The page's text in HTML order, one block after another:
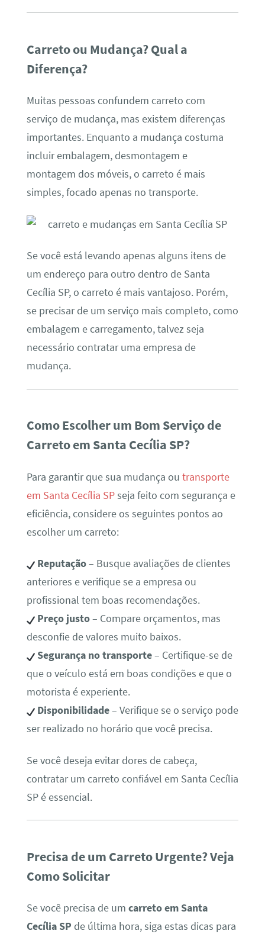
Carreto ou Mudança? Qual a
Diferença?
Muitas pessoas confundem carreto com
serviço de mudança, mas existem diferenças
importantes. Enquanto a mudança costuma
incluir embalagem, desmontagem e
montagem dos móveis, o carreto é mais
simples, focado apenas no transporte.
Se você está levando apenas alguns itens de
um endereço para outro dentro de Santa
Cecília SP, o carreto é mais vantajoso. Porém,
se precisar de um serviço mais completo, como
embalagem e carregamento, talvez seja
necessário contratar uma empresa de
mudança.
Como Escolher um Bom Serviço de
Carreto em Santa Cecília SP?
Para garantir que sua mudança ou transporte
em Santa Cecília SPseja feito com segurança e
eficiência, considere os seguintes pontos ao
escolher um carreto:
Reputação– Busque avaliações de clientes
anteriores e verifique se a empresa ou
profissional tem boas recomendações.
Preço justo– Compare orçamentos, mas
desconfie de valores muito baixos.
Segurança no transporte– Certifique-se de
que o veículo está em boas condições e que o
motorista é experiente.
Disponibilidade– Verifique se o serviço pode
ser realizado no horário que você precisa.
Se você deseja evitar dores de cabeça,
contratar um carreto confiável em Santa Cecília
SP é essencial.
Precisa de um Carreto Urgente? Veja
Como Solicitar
Se você precisa de um carreto em Santa
Cecília SP de última hora, siga estas dicas para